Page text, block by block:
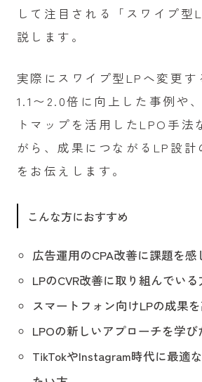
して注目される「スワイプ型
説します。
実際にスワイプ型LPへ変更す
1.1〜2.0倍に向上した事例や
トマップを活用したLPO手法
がら、成果につながるLP設計
をお伝えします。
こんな方におすすめ
広告運用のCPA改善に課題を感
LPのCVR改善に取り組んでいる
スマートフォン向けLPの成果
LPOの新しいアプローチを学び
TikTokやInstagram時代に最適